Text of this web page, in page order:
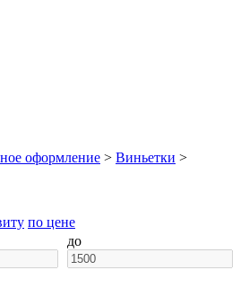
оформление > Виньетки >
по цене
до